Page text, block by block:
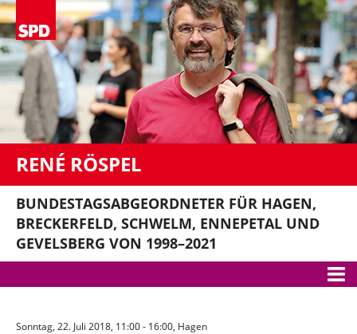
RENÉ RÖSPEL
BUNDESTAGSABGEORDNETER FÜR HAGEN,
BRECKERFELD, SCHWELM, ENNEPETAL UND
GEVELSBERG VON 1998–2021
Sonntag, 22. Juli 2018, 11:00 - 16:00, Hagen